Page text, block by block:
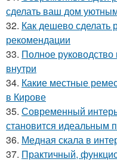
сделать ваш дом
32. Как дешево сделать
рекомендации
33. Полное
внутри
34. Какие местные
в Кирове
35. Современный
становится идеальным
36. Медная скала в
37. Практичный,